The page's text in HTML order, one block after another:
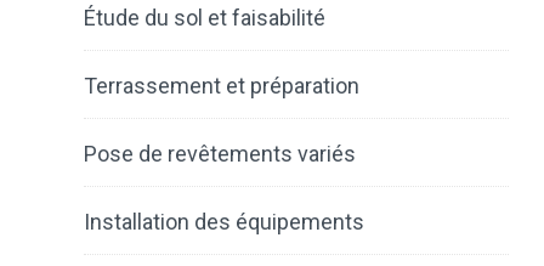
Étude du sol et faisabilité
Terrassement et préparation
Pose de revêtements variés
Installation des équipements